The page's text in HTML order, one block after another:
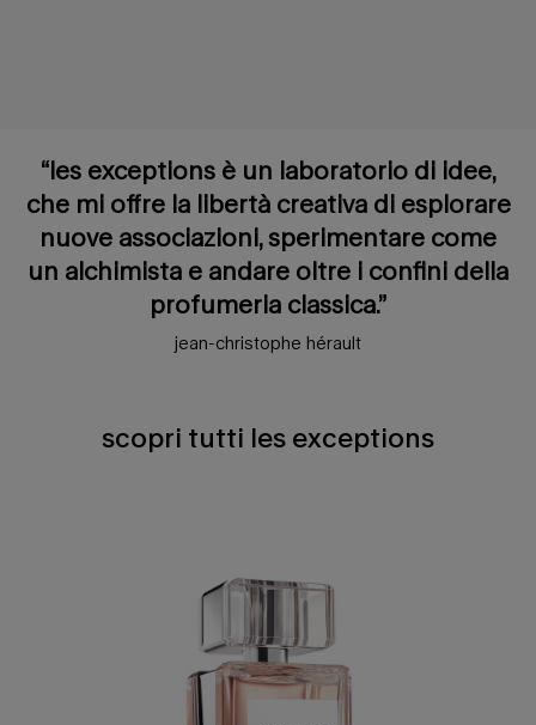
“les exceptions è un laboratorio di idee,
che mi offre la libertà creativa di esplorare
nuove associazioni, sperimentare come
un alchimista e andare oltre i confini della
profumeria classica.”
jean-christophe hérault
scopri tutti les exceptions